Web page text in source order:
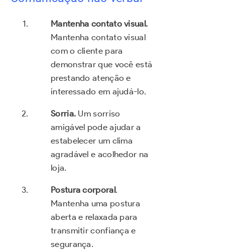
Mantenha contato visual.
Mantenha contato visual
com o cliente para
demonstrar que você está
prestando atenção e
interessado em ajudá-lo.
Sorria. Um sorriso
amigável pode ajudar a
estabelecer um clima
agradável e acolhedor na
loja.
Postura corporal.
Mantenha uma postura
aberta e relaxada para
transmitir confiança e
segurança.